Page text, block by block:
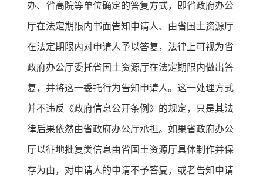
办、省高院等单位确定的答复方式，即省政府办公
厅在法定期限内书面告知申请人、由省国土资源厅
在法定期限内对申请人予以答复，法律上可视为省
政府办公厅委托省国土资源厅在法定期限内做出答
复，并将这一委托行为告知申请人。这一处理方式
并不违反《政府信息公开条例》的规定，只是其法
律后果依然由省政府办公厅承担。如果省政府办公
厅以征地批复类信息由省国土资源厅具体制作并保
存为由，对申请人的申请不予答复，或者告知申请